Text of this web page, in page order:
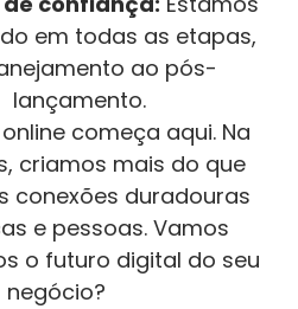
em todas as etapas,
ao pós-
lançamento.
começa aqui. Na
criamos mais do que
conexões duradouras
e pessoas. Vamos
o futuro digital do seu
negócio?